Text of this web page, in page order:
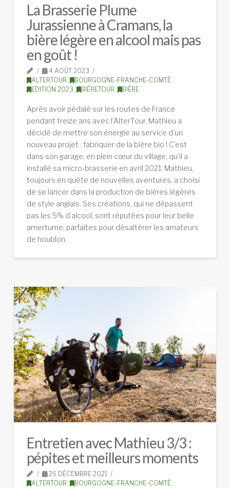
La Brasserie Plume
Jurassienne à Cramans, la
bière légère en alcool mais pas
en goût !
4 AOÛT 2023
ALTERTOUR
BOURGOGNE-FRANCHE-COMTÉ,
EDITION 2023
BIÈRETOUR BIÈRE
Après avoir pédalé sur les routes de France
pendant treize ans avec l’AlterTour, Mathieu a
décidé de mettre son énergie au service d’un
nouveau projet : fabriquer de la bière bio ! C’est
dans son garage, en plein cœur du village, qu’il a
installé sa micro-brasserie en avril 2021. Mathieu,
toujours en quête de nouvelles aventures, a choisi
de se lancer dans la production de bières légères
de style anglais. Ses créations, qui ne dépassent
pas les 5% d’alcool, sont réputées pour leur belle
amertume, parfaites pour désaltérer les amateurs
de houblon.
Entretien avec Mathieu 3/3 :
pépites et meilleurs moments
26 DÉCEMBRE 2021
ALTERTOUR, BOURGOGNE-FRANCHE-COMTÉ,